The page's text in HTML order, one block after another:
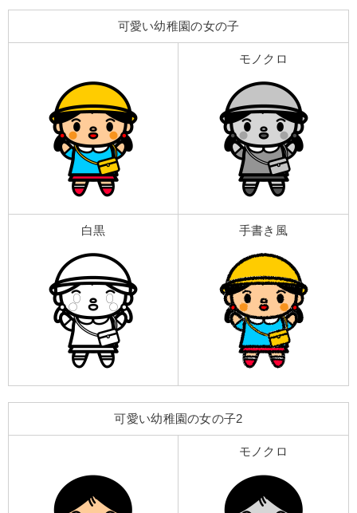
可愛い幼稚園の女の子
モノクロ
白黒 手書き風
可愛い幼稚園の女の子2
モノクロ